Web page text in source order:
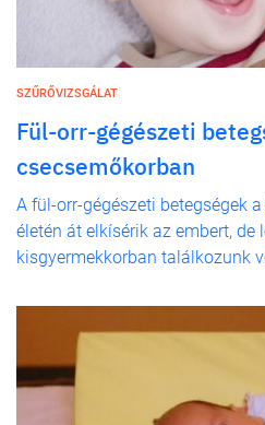
SZŰRŐVIZSGÁLAT
Fül-orr-gégészeti
csecsemőkorban
A fül-orr-gégészeti betegségek
életén át elkísérik az embert,
kisgyermekkorban találkozunk